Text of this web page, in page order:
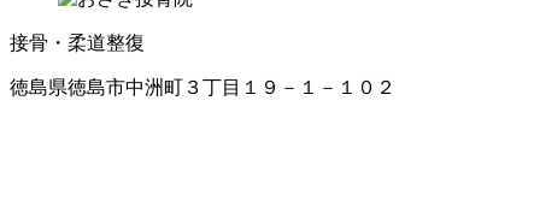
接骨・柔道整復
徳島県徳島市中洲町３丁目１９－１－１０２